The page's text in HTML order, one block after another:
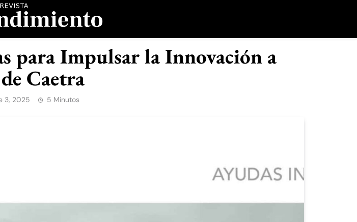
para Impulsar la Innovación a
Caetra
3, 2025 5 Minutos